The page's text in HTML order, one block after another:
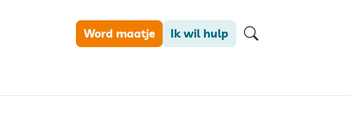
Word maatje Ik wil hulp